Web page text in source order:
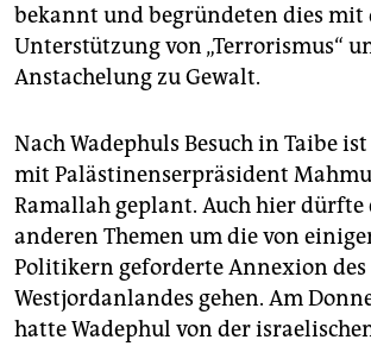
bekannt und begründeten dies mit
Unterstützung von „Terrorismus“
Anstachelung zu Gewalt.
Nach Wadephuls Besuch in Taibe
mit Palästinenserpräsident
Ramallah geplant. Auch hier dürfte
anderen Themen um die von
Politikern geforderte Annexion des
Westjordanlandes gehen. Am
hatte Wadephul von der